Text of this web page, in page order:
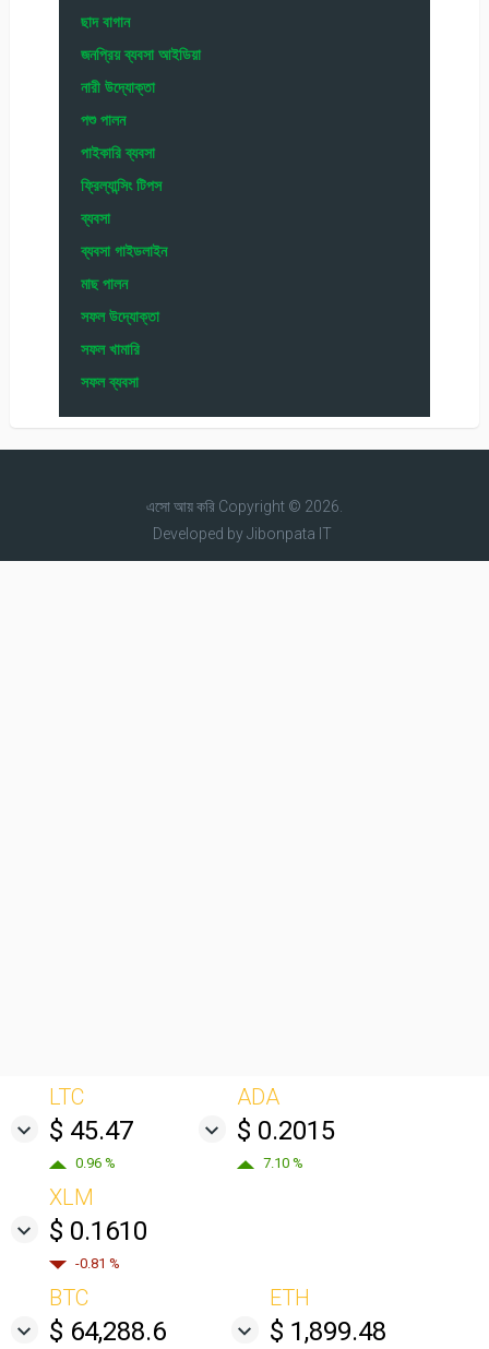
ছাদ বাগান
জনপ্রিয় ব্যবসা আইডিয়া
নারী উদ্যোক্তা
পশু পালন
পাইকারি ব্যবসা
ফ্রিল্যান্সিং টিপস
ব্যবসা
ব্যবসা গাইডলাইন
মাছ পালন
সফল উদ্যোক্তা
সফল খামারি
সফল ব্যবসা
এসো আয় করিCopyright © 2026.
Developed byJibonpata IT
LTC
$ 45.47
0.96 %
ADA
$ 0.2015
7.10 %
XLM
$ 0.1610
-0.81 %
BTC
$ 64,288.6
ETH
$ 1,899.48